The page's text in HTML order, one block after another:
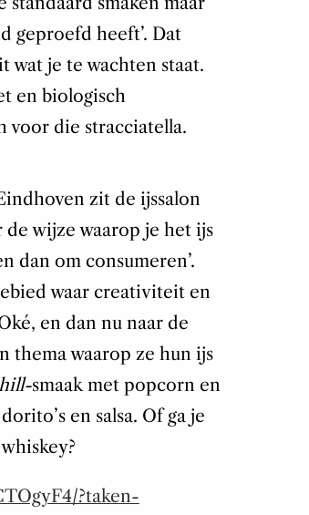
geproefd heeft’. Dat
wat je te wachten staat.
en biologisch
voor die stracciatella.
zit de ijssalon
de wijze waarop je het ijs
dan om consumeren’.
waar creativiteit en
en dan nu naar de
thema waarop ze hun ijs
smaak met popcorn en
en salsa. Of ga je
?taken-